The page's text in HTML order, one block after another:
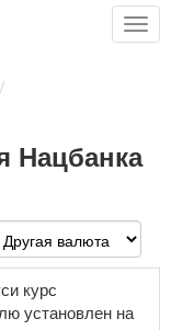
Нацбанка
курс
установлен на